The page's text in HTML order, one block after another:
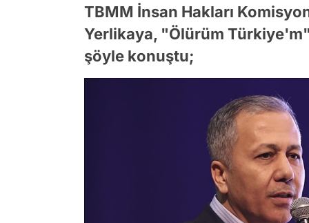
TBMM İnsan Hakları
Yerlikaya, "Ölürüm Türkiye'm"
şöyle konuştu;